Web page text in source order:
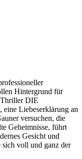
Hintergrund für
Thriller DIE
Liebeserklärung an
versuchen, die
Geheimnisse, führt
Gesicht und
voll und ganz der